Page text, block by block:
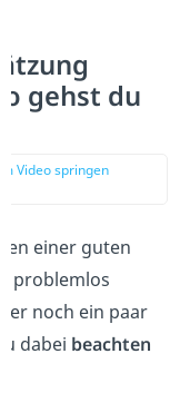
gehst du
Video springen
einer guten
problemlos
noch ein paar
dabei beachten